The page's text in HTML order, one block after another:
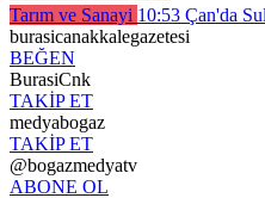
Tarım ve Sanayi 10:53 Çan'da
burasicanakkalegazetesi
BEĞEN
BurasiCnk
TAKİP ET
medyabogaz
TAKİP ET
@bogazmedyatv
ABONE OL